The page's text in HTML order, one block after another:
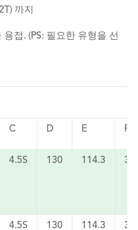
까지
접. (PS: 필요한 유형을 선
C D E F
4.5S 130 114.3
4.5S 130 114.3